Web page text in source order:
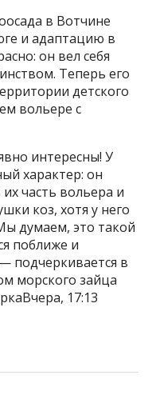
в Вотчине
и адаптацию в
он вел себя
Теперь его
детского
вольере с
интересны! У
характер: он
часть вольера и
коз, хотя у него
думаем, это такой
поближе и
подчеркивается в
морского зайца
17:13